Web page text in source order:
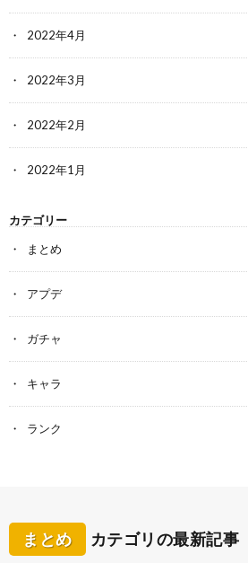
2022年4月
2022年3月
2022年2月
2022年1月
カテゴリー
まとめ
アプデ
ガチャ
キャラ
ランク
まとめ カテゴリの最新記事